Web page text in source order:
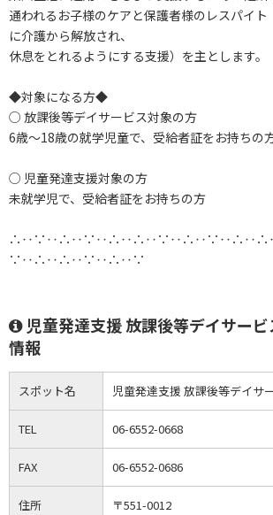
通われるお子様のケアと保護者様のレスパイ
に介護から解放され、
休息をとれるようにする支援）を主とします。
◆対象になる方◆
○ 放課後等デイサービス対象の方
6歳～18歳の就学児童で、受給者証をお持ちの
○ 児童発達支援対象の方
未就学児で、受給者証をお持ちの方
∵‥∴‥∴‥∵‥∴‥∵
児童発達支援 放課後等デイサー
情報
スポット名 児童発達支援 放課後等デイサ
TEL 06-6552-0668
FAX 06-6552-0686
住所
〒551-0012